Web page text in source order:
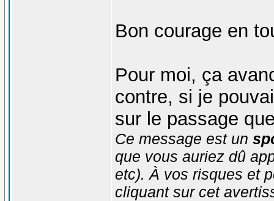
Bon courage en
Pour moi, ça
contre, si je
sur le passage
Ce message est un
que vous auriez dû
etc). À vos risques et
cliquant sur cet